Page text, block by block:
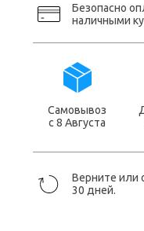
Безопасно
наличными
Самовывоз
с 8 Августа
Верните или
30 дней.